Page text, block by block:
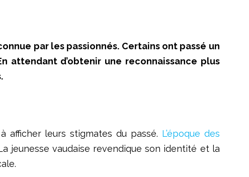
par les passionnés. Certains ont passé un
attendant d’obtenir une reconnaissance plus
afficher leurs stigmates du passé. L’époque des
jeunesse vaudaise revendique son identité et la